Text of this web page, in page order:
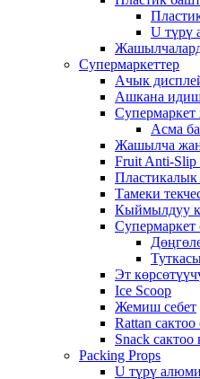
U түрү
Супермаркеттер
Ачык
Ашкана идиш
Асма
Жашылча
Fruit Anti-Slip
Пластикалык
Тамеки
Кыймылдуу
Супермаркет
Эт
Ice Scoop
Жемиш себет
Rattan сактоо
Snack сактоо
Packing Props
U түрү